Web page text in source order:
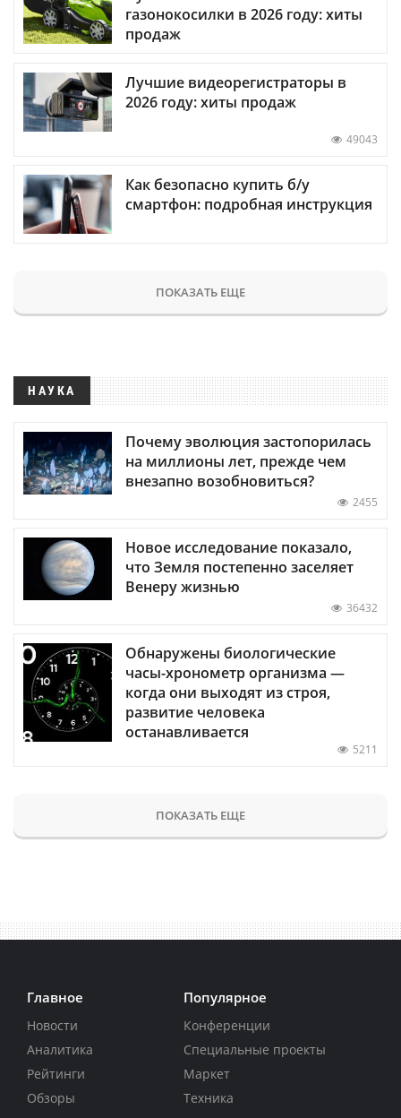
газонокосилки в 2026 году: хиты
продаж
Лучшие видеорегистраторы в
2026 году: хиты продаж
49043
Как безопасно купить б/у
смартфон: подробная инструкция
ПОКАЗАТЬ ЕЩЕ
НАУКА
Почему эволюция застопорилась
на миллионы лет, прежде чем
внезапно возобновиться?
2455
Новое исследование показало,
что Земля постепенно заселяет
Венеру жизнью
36432
Обнаружены биологические
часы-хронометр организма —
когда они выходят из строя,
развитие человека
останавливается
5211
ПОКАЗАТЬ ЕЩЕ
Главное
Новости
Аналитика
Рейтинги
Обзоры
Популярное
Конференции
Специальные проекты
Маркет
Техника